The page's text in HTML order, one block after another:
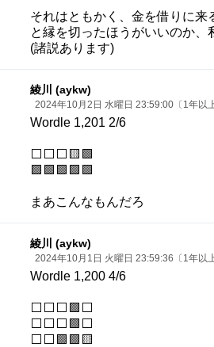
それはともかく、金を借りに来
と縁を切ったほうがいいのか、
(諸説あります)
綾川 (aykw)
2024年10月2日 水曜日 23:59:00〔1年以上
Wordle 1,201 2/6
⬜⬜⬜🟨🟩
🟩🟩🟩🟩🟩
まあこんなもんだろ
綾川 (aykw)
2024年10月1日 火曜日 23:59:36〔1年以上
Wordle 1,200 4/6
⬜⬜⬜🟩⬜
⬜⬜⬜🟩⬜
⬜⬜🟩🟩🟨